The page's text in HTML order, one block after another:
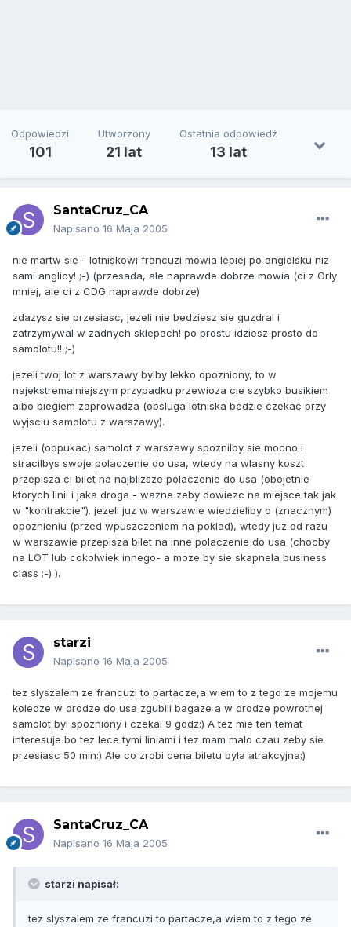
Odpowiedzi
101
Utworzony
21 lat
Ostatnia odpowiedź
13 lat
SantaCruz_CA
Napisano 16 Maja 2005
nie martw sie - lotniskowi francuzi mowia lepiej po angielsku niz
sami anglicy! ;-) (przesada, ale naprawde dobrze mowia (ci z Orly
mniej, ale ci z CDG naprawde dobrze)
zdazysz sie przesiasc, jezeli nie bedziesz sie guzdral i
zatrzymywal w zadnych sklepach! po prostu idziesz prosto do
samolotu!! ;-)
jezeli twoj lot z warszawy bylby lekko opozniony, to w
najekstremalniejszym przypadku przewioza cie szybko busikiem
albo biegiem zaprowadza (obsluga lotniska bedzie czekac przy
wyjsciu samolotu z warszawy).
jezeli (odpukac) samolot z warszawy spoznilby sie mocno i
stracilbys swoje polaczenie do usa, wtedy na wlasny koszt
przepisza ci bilet na najblizsze polaczenie do usa (obojetnie
ktorych linii i jaka droga - wazne zeby dowiezc na miejsce tak jak
w "kontrakcie"). jezeli juz w warszawie wiedzieliby o (znacznym)
opoznieniu (przed wpuszczeniem na poklad), wtedy juz od razu
w warszawie przepisza bilet na inne polaczenie do usa (chocby
na LOT lub cokolwiek innego- a moze by sie skapnela business
class ;-) ).
starzi
Napisano 16 Maja 2005
tez slyszalem ze francuzi to partacze,a wiem to z tego ze mojemu
koledze w drodze do usa zgubili bagaze a w drodze powrotnej
samolot byl spozniony i czekal 9 godz:) A tez mie ten temat
interesuje bo tez lece tymi liniami i tez mam malo czau zeby sie
przesiasc 50 min:) Ale co zrobi cena biletu byla atrakcyjna:)
SantaCruz_CA
Napisano 16 Maja 2005
starzi napisał:
tez slyszalem ze francuzi to partacze,a wiem to z tego ze